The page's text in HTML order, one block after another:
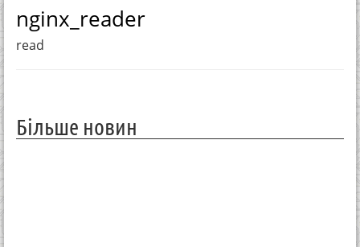
nginx_reader
read
Більше новин